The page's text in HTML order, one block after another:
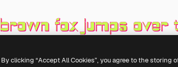
By clicking “Accept All Cookies”, you agree to the storing